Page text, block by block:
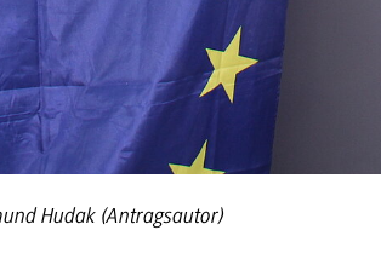
Hudak (Antragsautor)